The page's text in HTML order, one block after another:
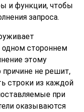
и функции, чтобы
запроса.
одном стороннем
этому
причине не решит,
строки из каждой
при
оказываются